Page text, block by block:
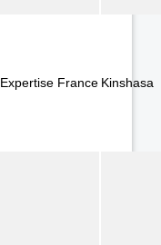
Expertise France Kinshasa